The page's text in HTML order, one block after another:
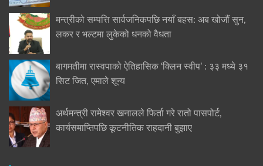
मन्त्रीको सम्पत्ति सार्वजनिकपछि नयाँ बहस: अब खोजौं सुन,
लकर र भल्टमा लुकेको धनको वैधता
बागमतीमा रास्वपाको ऐतिहासिक ‘क्लिन स्वीप’ : ३३ मध्ये ३१
सिट जित, एमाले शून्य
अर्थमन्त्री रामेश्वर खनालले फिर्ता गरे रातो पासपोर्ट,
कार्यसमाप्तिपछि कूटनीतिक राहदानी बुझाए